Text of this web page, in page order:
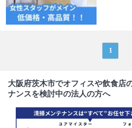
1
大阪府茨木市でオフィスや飲食店
ナンスを検討中の法人の方へ